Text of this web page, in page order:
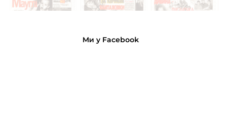
Ми у Facebook